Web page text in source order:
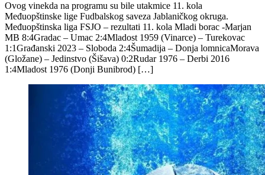
Ovog vinekda na programu su bile utakmice 11. kola
Međuopštinske lige Fudbalskog saveza Jablaničkog okruga.
Međuopštinska liga FSJO – rezultati 11. kola Mladi borac -Marjan
MB 8:4Gradac – Umac 2:4Mladost 1959 (Vinarce) – Turekovac
1:1Građanski 2023 – Sloboda 2:4Šumadija – Donja lomnicaMorava
(Gložane) – Jedinstvo (Šišava) 0:2Rudar 1976 – Derbi 2016
1:4Mladost 1976 (Donji Bunibrod) […]